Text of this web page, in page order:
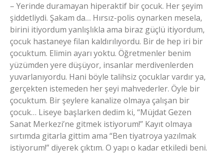
– Yerinde duramayan hiperaktif bir çocuk. Her şeyim
şiddetliydi. Şakam da… Hırsız-polis oynarken mesela,
birini itiyordum yanlışlıkla ama biraz güçlü itiyordum,
çocuk hastaneye filan kaldırılıyordu. Bir de hep iri bir
çocuktum. Elimin ayarı yoktu. Öğretmenler benim
yüzümden yere düşüyor, insanlar merdivenlerden
yuvarlanıyordu. Hani böyle talihsiz çocuklar vardır ya,
gerçekten istemeden her şeyi mahvederler. Öyle bir
çocuktum. Bir şeylere kanalize olmaya çalışan bir
çocuk… Liseye başlarken dedim ki, “Müjdat Gezen
Sanat Merkezi’ne gitmek istiyorum!” Kayıt olmaya
sırtımda gitarla gittim ama “Ben tiyatroya yazılmak
istiyorum!” diyerek çıktım. O yapı o kadar etkiledi beni.